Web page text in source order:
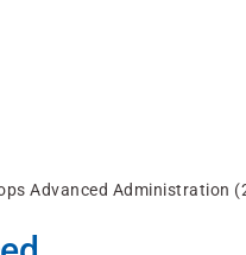
Advanced Administration